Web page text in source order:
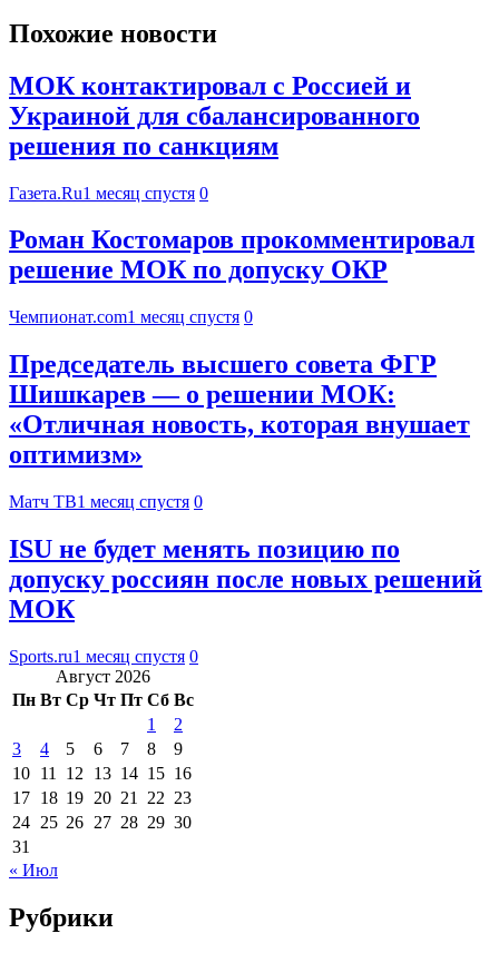
Похожие новости
МОК контактировал с Россией и
Украиной для сбалансированного
решения по санкциям
Газета.Ru1 месяц спустя 0
Роман Костомаров прокомментировал
решение МОК по допуску ОКР
Чемпионат.com1 месяц спустя 0
Председатель высшего совета ФГР
Шишкарев — о решении МОК:
«Отличная новость, которая внушает
оптимизм»
Матч ТВ1 месяц спустя 0
ISU не будет менять позицию по
допуску россиян после новых решений
МОК
Sports.ru1 месяц спустя 0
Август 2026
Пн Вт Ср Чт Пт Сб Вс
1
2
3
4 5 6 7 8
9
10 11 12 13 14 15 16
17 18 19 20 21 22 23
24 25 26 27 28 29 30
31
« Июл
Рубрики